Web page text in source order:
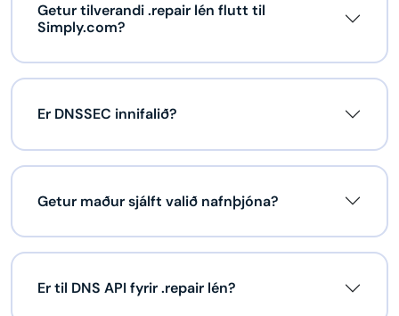
Getur tilverandi .repair lén flutt til
Simply.com?
Er DNSSEC innifalið?
Getur maður sjálft valið nafnþjóna?
Er til DNS API fyrir .repair lén?